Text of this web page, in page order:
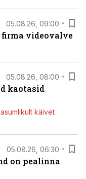
05.08.26, 09:00
firma videovalve
05.08.26, 08:00
kaotasid
käivet
05.08.26, 06:30
on pealinna